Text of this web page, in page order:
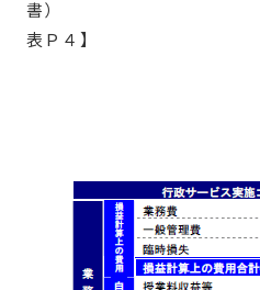
書） 【
表Ｐ４】